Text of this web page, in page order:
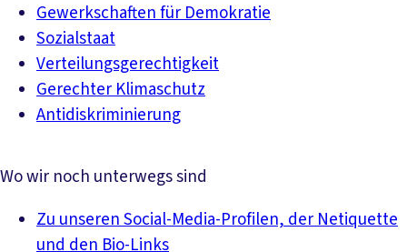
Gewerkschaften für Demokratie
Sozialstaat
Verteilungsgerechtigkeit
Gerechter Klimaschutz
Antidiskriminierung
Wo wir noch unterwegs sind
Zu unseren Social-Media-Profilen, der Netiquette
und den Bio-Links